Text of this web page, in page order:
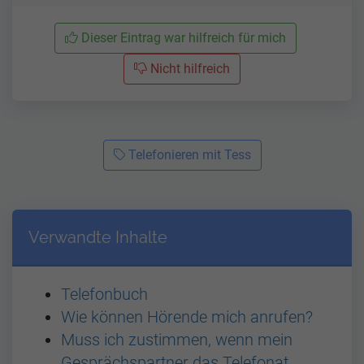
Dieser Eintrag war hilfreich für mich
Nicht hilfreich
Telefonieren mit Tess
Verwandte Inhalte
Telefonbuch
Wie können Hörende mich anrufen?
Muss ich zustimmen, wenn mein